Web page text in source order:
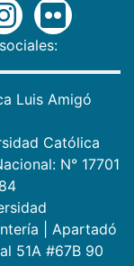
Luis Amigó
Católica
N° 17701
Apartadó
51A #67B 90